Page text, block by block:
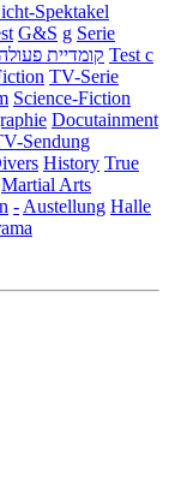
Spektakel
G&S g Serie
קומדיית Test c
TV-Serie
Science-Fiction
Docutainment
Sendung
History True
Martial Arts
- Austellung Halle